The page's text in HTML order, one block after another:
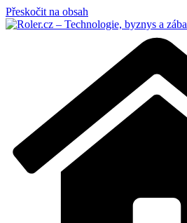
Přeskočit na obsah